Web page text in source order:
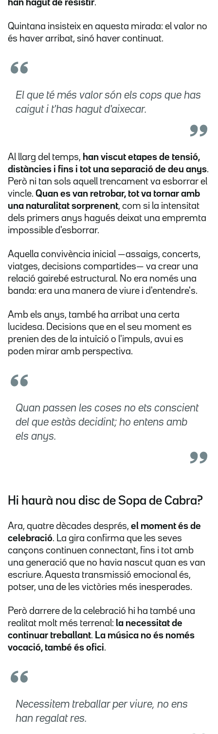
han hagut de resistir.
Quintana insisteix en aquesta mirada: el valor no
és haver arribat, sinó haver continuat.
El que té més valor són els cops que has
caigut i t'has hagut d'aixecar.
Al llarg del temps, han viscut etapes de tensió,
distàncies i fins i tot una separació de deu anys.
Però ni tan sols aquell trencament va esborrar el
vincle. Quan es van retrobar, tot va tornar amb
una naturalitat sorprenent, com si la intensitat
dels primers anys hagués deixat una empremta
impossible d'esborrar.
Aquella convivència inicial —assaigs, concerts,
viatges, decisions compartides— va crear una
relació gairebé estructural. No era només una
banda: era una manera de viure i d'entendre's.
Amb els anys, també ha arribat una certa
lucidesa. Decisions que en el seu moment es
prenien des de la intuïció o l'impuls, avui es
poden mirar amb perspectiva.
Quan passen les coses no ets conscient
del que estàs decidint; ho entens amb
els anys.
Hi haurà nou disc de Sopa de Cabra?
Ara, quatre dècades després, el moment és de
celebració. La gira confirma que les seves
cançons continuen connectant, fins i tot amb
una generació que no havia nascut quan es van
escriure. Aquesta transmissió emocional és,
potser, una de les victòries més inesperades.
Però darrere de la celebració hi ha també una
realitat molt més terrenal: la necessitat de
continuar treballant. La música no és només
vocació, també és ofici.
Necessitem treballar per viure, no ens
han regalat res.